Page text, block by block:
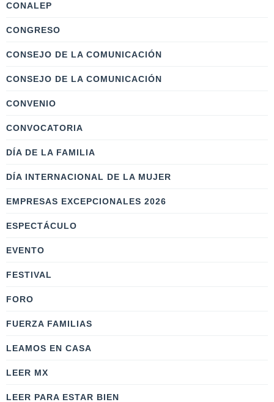
CONALEP
CONGRESO
CONSEJO DE LA COMUNICACIÓN
CONSEJO DE LA COMUNICACIÓN
CONVENIO
CONVOCATORIA
DÍA DE LA FAMILIA
DÍA INTERNACIONAL DE LA MUJER
EMPRESAS EXCEPCIONALES 2026
ESPECTÁCULO
EVENTO
FESTIVAL
FORO
FUERZA FAMILIAS
LEAMOS EN CASA
LEER MX
LEER PARA ESTAR BIEN